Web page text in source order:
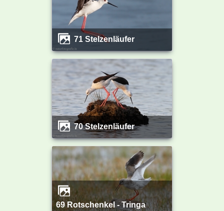
71 Stelzenläufer
70 Stelzenläufer
69 Rotschenkel - Tringa